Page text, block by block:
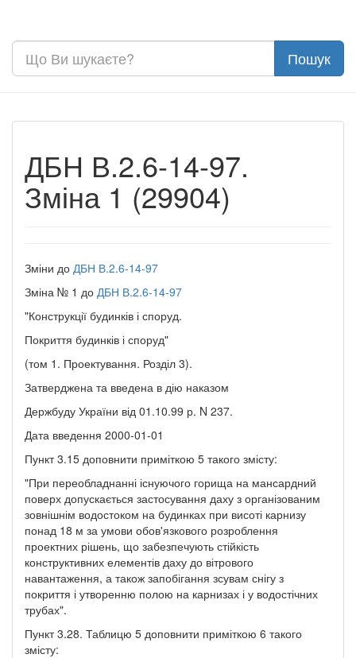
ДБН В.2.6-14-97.
Зміна 1 (29904)
Зміни до ДБН В.2.6-14-97
Зміна № 1 до ДБН В.2.6-14-97
"Конструкції будинків і споруд.
Покриття будинків і споруд"
(том 1. Проектування. Розділ 3).
Затверджена та введена в дію наказом
Держбуду України від 01.10.99 р. N 237.
Дата введення 2000-01-01
Пункт 3.15 доповнити приміткою 5 такого змісту:
"При переобладнанні існуючого горища на мансардний
поверх допускається застосування даху з організованим
зовнішнім водостоком на будинках при висоті карнизу
понад 18 м за умови обов'язкового розроблення
проектних рішень, що забезпечують стійкість
конструктивних елементів даху до вітрового
навантаження, а також запобігання зсувам снігу з
покриття і утворенню полою на карнизах і у водостічних
трубах".
Пункт 3.28. Таблицю 5 доповнити приміткою 6 такого
змісту: